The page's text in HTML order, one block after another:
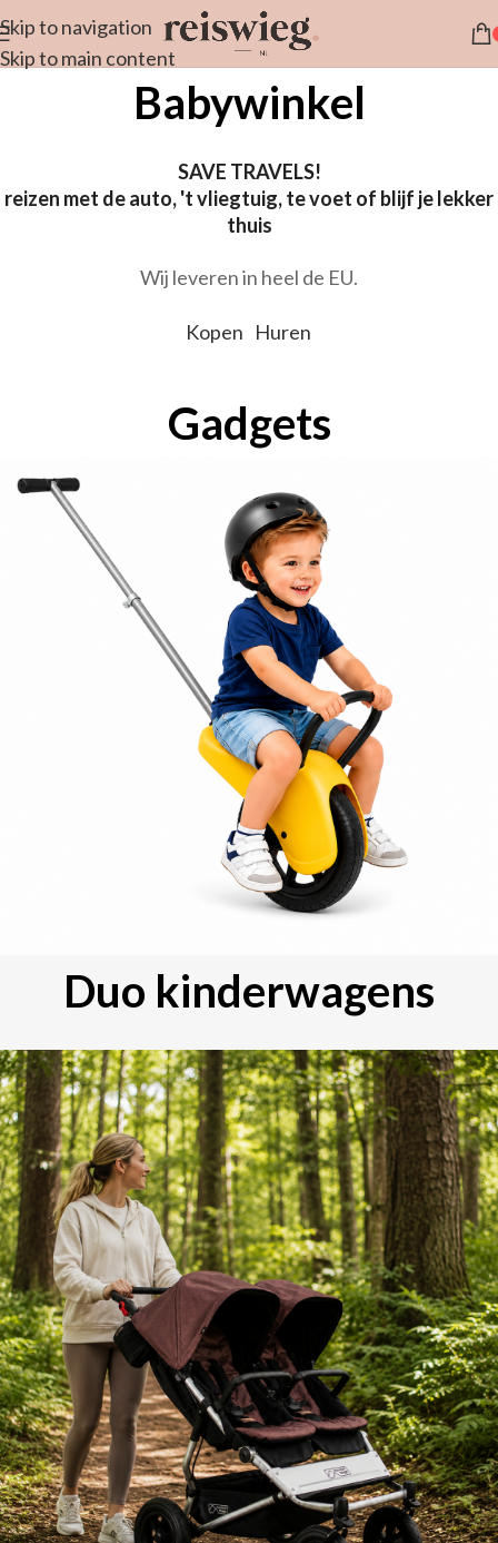
Skip to navigation
Skip to main content
Babywinkel
SAVE TRAVELS!
reizen met de auto, 't vliegtuig, te voet of blijf je lekker
thuis
Wij leveren in heel de EU.
Kopen Huren
Gadgets
Duo kinderwagens